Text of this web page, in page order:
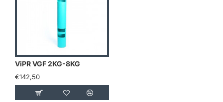
ViPR VGF 2KG-8KG
€142,50